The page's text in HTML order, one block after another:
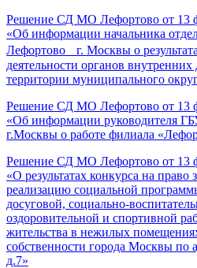
Решение СД МО Лефортово от 13
«Об информации начальника
Лефортово г. Москвы о
деятельности органов внутренних
территории муниципального
Решение СД МО Лефортово от 13
«Об информации руководителя
г.Москвы о работе филиала
Решение СД МО Лефортово от 13
«О результатах конкурса на право
реализацию социальной
досуговой, социально-
оздоровительной и спортивной
жительства в нежилых
собственности города Москвы по
д.7»